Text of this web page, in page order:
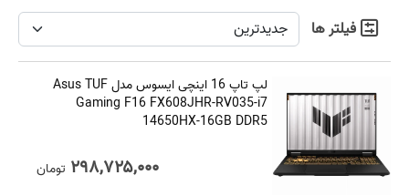
فیلتر ها
لپ تاپ 16 اینچی ایسوس مدل Asus TUF
Gaming F16 FX608JHR-RV035-i7
14650HX-16GB DDR5
۲۹۸,۷۲۵,۰۰۰ تومان